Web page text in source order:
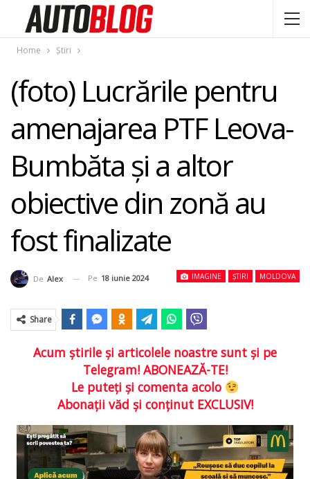
Home Știri
(foto) Lucrările pentru
amenajarea PTF Leova-
Bumbăta și a altor
obiective din zonă au
fost finalizate
IMAGINE ȘTIRI MOLDOVA
De Alex Pe 18 iunie 2024
Share
Acum ştirile şi articolele noastre sunt şi pe
Telegram! ABONEAZĂ-TE!
Le puteţi şi comenta acolo
Abonaţii văd şi conţinut EXCLUSIV!